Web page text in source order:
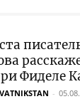
Фиделе
-